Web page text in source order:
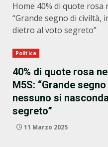
Home 40% di quote rosa
“Grande segno di civiltà,
dietro al voto segreto”
Politica
40% di quote rosa
M5S: “Grande
nessuno si
segreto”
11 Marzo 2025